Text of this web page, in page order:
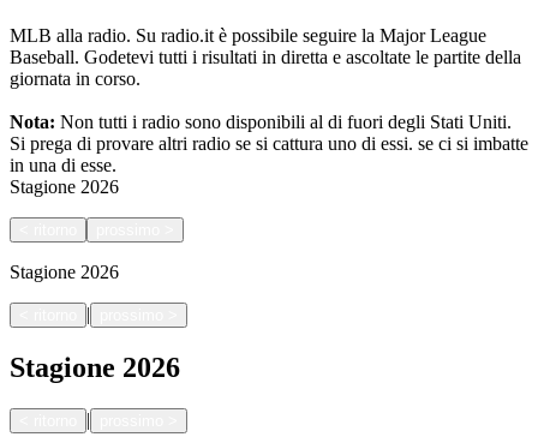
MLB alla radio. Su radio.it è possibile seguire la Major League
Baseball. Godetevi tutti i risultati in diretta e ascoltate le partite della
giornata in corso.
Nota: Non tutti i radio sono disponibili al di fuori degli Stati Uniti.
Si prega di provare altri radio se si cattura uno di essi. se ci si imbatte
in una di esse.
Stagione 2026
Stagione 2026
|
Stagione 2026
|